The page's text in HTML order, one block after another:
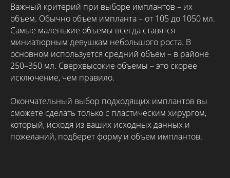
Важный критерий при выборе имплантов – их
объем. Обычно объем импланта – от 105 до 1050 мл.
Самые маленькие объемы всегда ставятся
миниатюрным девушкам небольшого роста. В
основном используется средний объем – в районе
250–350 мл. Сверхвысокие объемы – это скорее
исключение, чем правило.
Окончательный выбор подходящих имплантов вы
сможете сделать только с пластическим хирургом,
который, исходя из ваших исходных данных и
пожеланий, подберет форму и объем имплантов.